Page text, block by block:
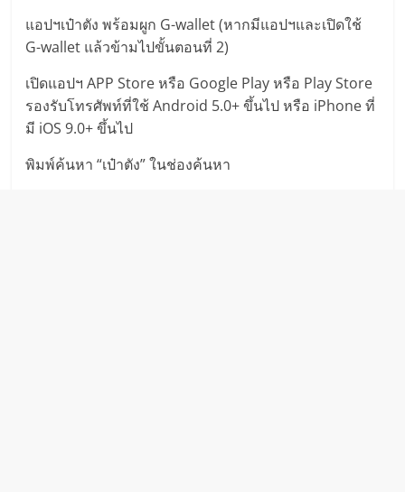
แอปฯเป๋าตัง พร้อมผูก G-wallet (หากมีแอปฯและเปิดใช้
G-wallet แล้วข้ามไปขั้นตอนที่ 2)
เปิดแอปฯ APP Store หรือ Google Play หรือ Play Store
รองรับโทรศัพท์ที่ใช้ Android 5.0+ ขึ้นไป หรือ iPhone ที่
มี iOS 9.0+ ขึ้นไป
พิมพ์ค้นหา “เป๋าตัง” ในช่องค้นหา